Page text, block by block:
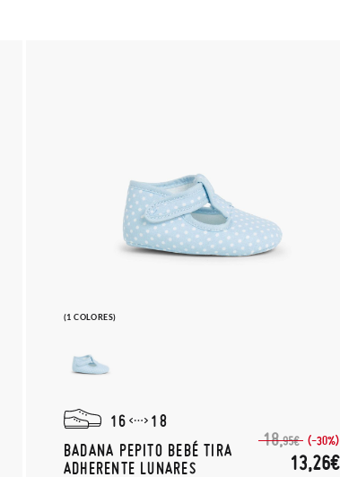
(1 COLORES)
16
18
BADANA PEPITO BEBÉ TIRA
ADHERENTE LUNARES
18,95€ (-30%)
13,26€